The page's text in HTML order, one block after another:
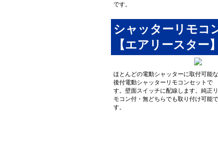
です。
シャッターリモコ
【エアリースター
ほとんどの電動シャッターに取付可能な
後付電動シャッターリモコンセットで
す。壁面スイッチに配線します。純正リ
モコン付・無どちらでも取り付け可能で
す。